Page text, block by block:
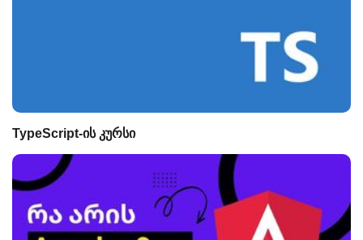
TypeScript-ის კურსი